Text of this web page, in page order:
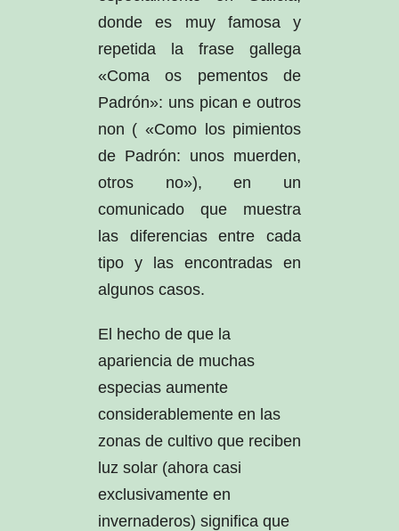
donde es muy famosa y
repetida la frase gallega
«Coma os pementos de
Padrón»: uns pican e outros
non ( «Como los pimientos
de Padrón: unos muerden,
otros no»), en un
comunicado que muestra
las diferencias entre cada
tipo y las encontradas en
algunos casos.
El hecho de que la
apariencia de muchas
especias aumente
considerablemente en las
zonas de cultivo que reciben
luz solar (ahora casi
exclusivamente en
invernaderos) significa que